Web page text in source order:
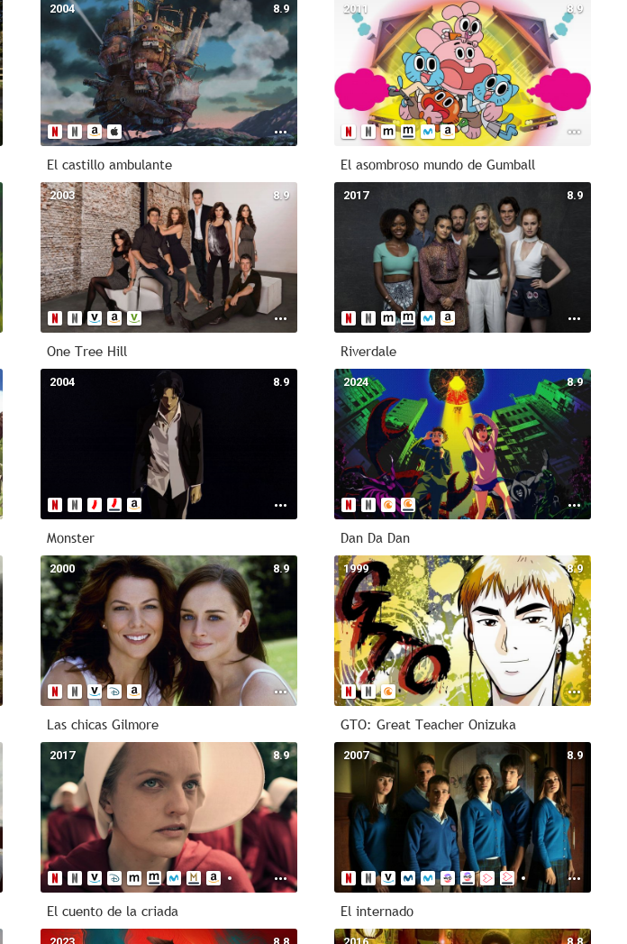
8.9
2004
El castillo ambulante
8.9
2011
El asombroso mundo de Gumball
8.9
2003
One Tree Hill
8.9
2017
Riverdale
8.9
2004
Monster
8.9
2024
Dan Da Dan
8.9
2000
Las chicas Gilmore
8.9
1999
GTO: Great Teacher Onizuka
8.9
2017
El cuento de la criada
8.9
2007
El internado